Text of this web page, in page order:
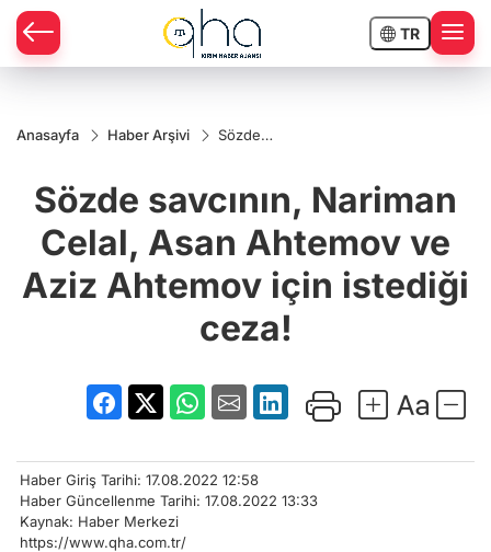
TR
Anasayfa Haber Arşivi
Sözde
Asan
ve Aziz
Ahtemov
için
istediği
Sözde savcının, Nariman
Celal, Asan Ahtemov ve
Aziz Ahtemov için istediği
ceza!
Haber Giriş Tarihi: 17.08.2022 12:58
Haber Güncellenme Tarihi: 17.08.2022 13:33
Kaynak: Haber Merkezi
https://www.qha.com.tr/